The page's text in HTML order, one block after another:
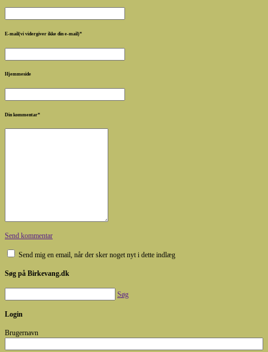
E-mail(vi vidergiver ikke din e-mail)*
Hjemmeside
Din kommentar*
Send kommentar
Send mig en email, når der sker noget nyt i dette indlæg
Søg på Birkevang.dk
Søg
Login
Brugernavn